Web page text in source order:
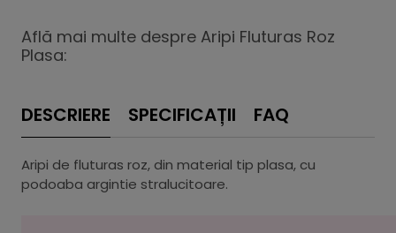
Află mai multe despre Aripi Fluturas Roz
Plasa:
DESCRIERE SPECIFICAȚII FAQ
Aripi de fluturas roz, din material tip plasa, cu
podoaba argintie stralucitoare.